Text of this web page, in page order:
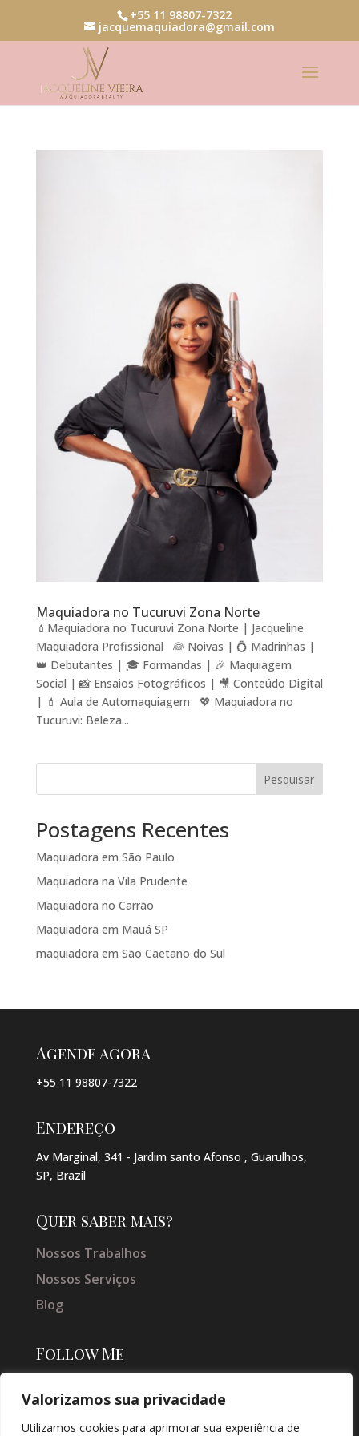
Valorizamos sua privacidade
Utilizamos cookies para aprimorar sua experiência de
+55 11 98807-7322
jacquemaquiadora@gmail.com
Maquiadora no Tucuruvi Zona Norte
💄Maquiadora no Tucuruvi Zona Norte | Jacqueline
Maquiadora Profissional 👰 Noivas | 💍 Madrinhas |
👑 Debutantes | 🎓 Formandas | 🎉 Maquiagem
Social | 📸 Ensaios Fotográficos | 🎥 Conteúdo Digital
| 💄 Aula de Automaquiagem 💖 Maquiadora no
Tucuruvi: Beleza...
Pesquisar
Postagens Recentes
Maquiadora em São Paulo
Maquiadora na Vila Prudente
Maquiadora no Carrão
Maquiadora em Mauá SP
maquiadora em São Caetano do Sul
Agende agora
+55 11 98807-7322
Endereço
Av Marginal, 341 - Jardim santo Afonso , Guarulhos,
SP, Brazil
Quer saber mais?
Nossos Trabalhos
Nossos Serviços
Blog
Follow Me